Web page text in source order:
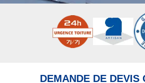
DEMANDE DE DEVIS